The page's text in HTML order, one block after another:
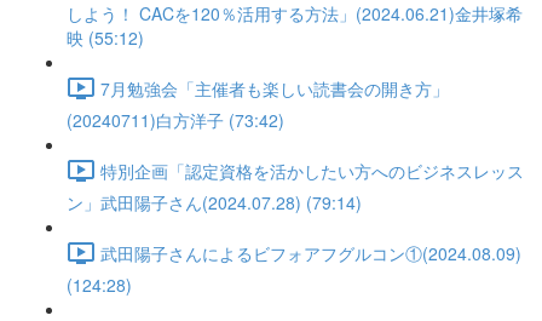
しよう！ CACを120％活用する方法」(2024.06.21)金井塚希
映 (55:12)
7月勉強会「主催者も楽しい読書会の開き方」
(20240711)白方洋子 (73:42)
特別企画「認定資格を活かしたい方へのビジネスレッス
ン」武田陽子さん(2024.07.28) (79:14)
武田陽子さんによるビフォアフグルコン①(2024.08.09)
(124:28)